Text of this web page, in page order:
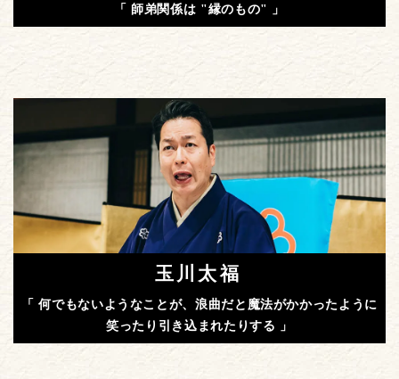
「 師弟関係は "縁のもの" 」
玉川太福
「 何でもないようなことが、浪曲だと魔法がかかったように
笑ったり引き込まれたりする 」